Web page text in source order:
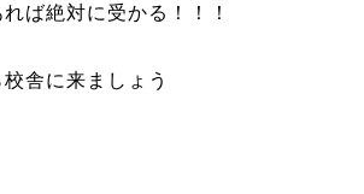
ば絶対に受かる！！！
舎に来ましょう